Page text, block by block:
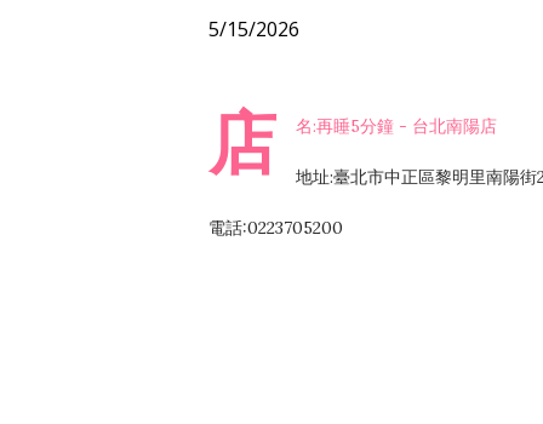
5/15/2026
店 名:再睡5分鐘 - 台北南陽店
地址:臺北市中正區黎明里南陽街
電話:0223705200